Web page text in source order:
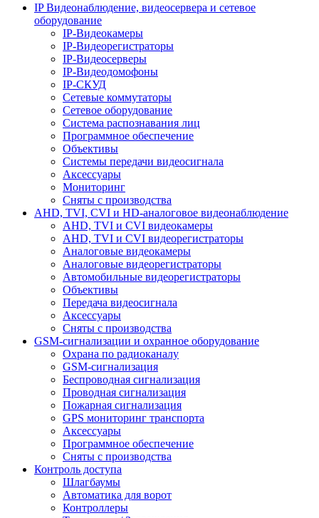
IP Видеонаблюдение, видеосервера и сетевое
оборудование
IP-Видеокамеры
IP-Видеорегистраторы
IP-Видеосерверы
IP-Видеодомофоны
IP-СКУД
Сетевые коммутаторы
Сетевое оборудование
Система распознавания лиц
Программное обеспечение
Объективы
Системы передачи видеосигнала
Аксессуары
Мониторинг
Сняты с производства
AHD, TVI, CVI и HD-аналоговое видеонаблюдение
AHD, TVI и CVI видеокамеры
AHD, TVI и CVI видеорегистраторы
Аналоговые видеокамеры
Аналоговые видеорегистраторы
Автомобильные видеорегистраторы
Объективы
Передача видеосигнала
Аксессуары
Сняты с производства
GSM-сигнализации и охранное оборудование
Охрана по радиоканалу
GSM-сигнализация
Беспроводная сигнализация
Проводная сигнализация
Пожарная сигнализация
GPS мониторинг транспорта
Аксессуары
Программное обеспечение
Сняты с производства
Контроль доступа
Шлагбаумы
Автоматика для ворот
Контроллеры